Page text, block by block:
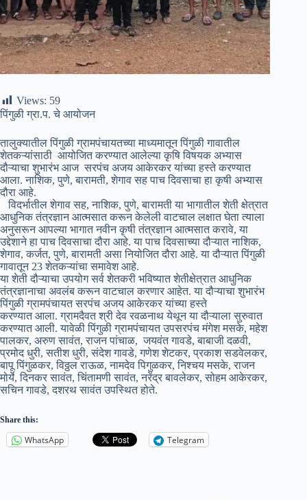
Views: 59
पिंगुळी ग्रा.प. चे आयोजन
तालुक्यातील पिंगुळी ग्रामपंचायतच्या माध्यमातून पिंगुळी गावातील
शेतकऱ्यांसाठी आयोजित करण्यात आलेल्या कृषि विषयक अभ्यास
दौऱ्याचा शुभारंभ आज सरपंच अजय आकेरकर यांच्या हस्ते करण्यात
आला. नाशिक, पुणे, बारामती, शेगाव सह पाच दिवसाचा हा कृषी अभ्यास
दौरा आहे.
विदर्भातील शेगाव सह, नाशिक, पुणे, बारामती या भागातील शेती क्षेत्रात
आधुनिक तंत्रज्ञान आत्मसात करून केलेली वाटचाल लक्षात घेता त्याला
अनुसरून आपल्या भागात नवीन कृषी तंत्रज्ञान आत्मसात करावे, या
उद्देशाने हा पाच दिवसाचा दौरा आहे. या पाच दिवसाच्या दौऱ्यात नाशिक,
शेगाव, कर्जत, पुणे, बारामती असा नियोजित दौरा आहे. या दौऱ्यात पिंगुळी
गावातून 23 शेतकऱ्यांचा समावेश आहे.
या शेती दौऱ्याचा उपयोग सर्व शेतकरी भविष्यात शेतीक्षेत्रात आधुनिक
तंत्रज्ञानाचा अवलंब करून वाटचाल करणार आहेत. या दौऱ्याचा शुभारंभ
पिंगुळी ग्रामपंचायत सरपंच अजय आकेरकर यांच्या हस्ते
करण्यात आला. ग्रामदैवत श्री देव रवळनाथ येथून या दौऱ्याला सुरुवात
करण्यात आली. यावेळी पिंगुळी ग्रामपंचायत उपसरपंच मंगेश मसके, महेश
पालकर, अरुण सावंत, राजन पांचाळ, जयवंत गावडे, बाबाजी दळवी,
प्रमोद धुरी, सतीश धुरी, संदेश गावडे, गणेश शेटकर, प्रकाश सडवेलकर,
बापू पिंगुळकर, विठ्ठल राऊळ, नामदेव पिगुळकर, निश्चय मसके, राजन
मोर्ये, दिनकर सावंत, चिंतामणी सावंत, नरेंद्र बावलेकर, सोहम आकेरकर,
सचिन गावडे, दशरथ सावंत उपस्थित होते.
Share this:
WhatsApp Telegram